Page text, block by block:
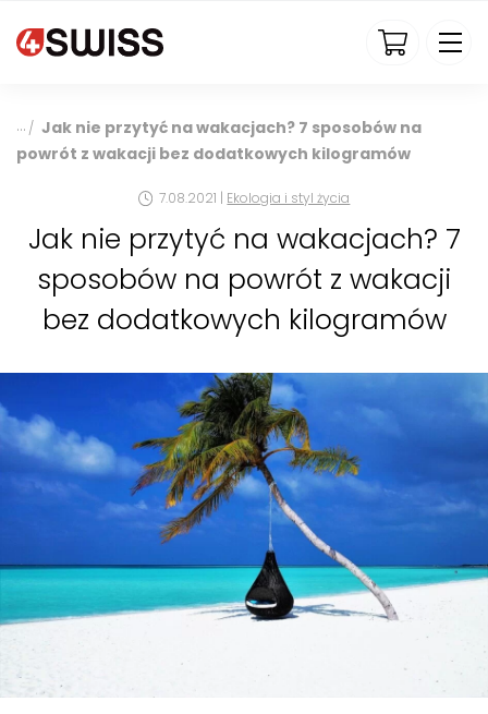
4swiss.pl
/ Jak nie przytyć na wakacjach? 7 sposobów na
powrót z wakacji bez dodatkowych kilogramów
7.08.2021 | Ekologia i styl życia
Jak nie przytyć na wakacjach? 7
sposobów na powrót z wakacji
bez dodatkowych kilogramów